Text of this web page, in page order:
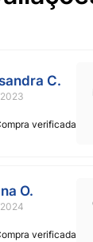
C.
verificada
O.
verificada